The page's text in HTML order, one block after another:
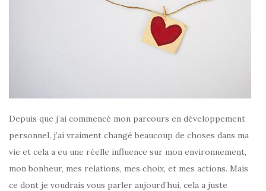
Depuis que j’ai commencé mon parcours en développement
personnel, j’ai vraiment changé beaucoup de choses dans ma
vie et cela a eu une réelle influence sur mon environnement,
mon bonheur, mes relations, mes choix, et mes actions. Mais
ce dont je voudrais vous parler aujourd’hui, cela a juste